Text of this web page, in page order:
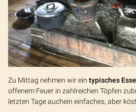
Zu Mittag nehmen wir ein typisches
offenem Feuer in zahlreichen Töpfen
letzten Tage auchein einfaches, aber